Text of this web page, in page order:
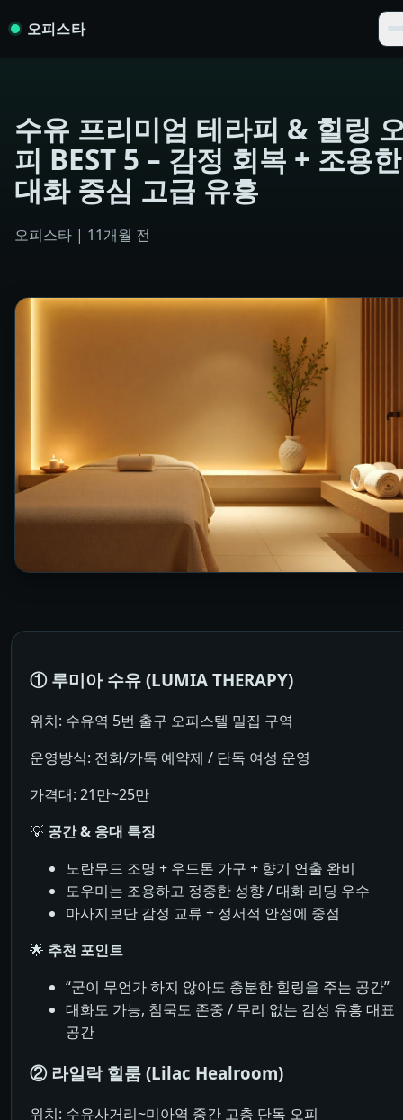
오피스타
수유 프리미엄 테라피 & 힐링
피 BEST 5 – 감정 회복 + 조용한
대화 중심 고급 유흥
오피스타 | 11개월 전
① 루미아 수유 (LUMIA THERAPY)
위치: 수유역 5번 출구 오피스텔 밀집 구역
운영방식: 전화/카톡 예약제 / 단독 여성 운영
가격대: 21만~25만
💡 공간 & 응대 특징
노란무드 조명 + 우드톤 가구 + 향기 연출 완비
도우미는 조용하고 정중한 성향 / 대화 리딩 우수
마사지보단 감정 교류 + 정서적 안정에 중점
🌟 추천 포인트
“굳이 무언가 하지 않아도 충분한 힐링을 주는 공간”
대화도 가능, 침묵도 존중 / 무리 없는 감성 유흥 대표
공간
② 라일락 힐룸 (Lilac Healroom)
위치: 수유사거리~미아역 중간 고층 단독 오피